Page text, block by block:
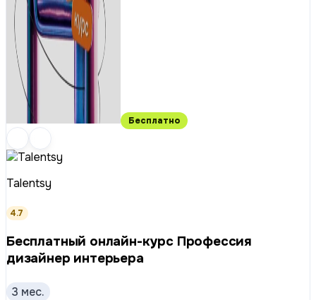
Бесплатно
Talentsy
4.7
Бесплатный онлайн-курс Профессия
дизайнер интерьера
3 мес.